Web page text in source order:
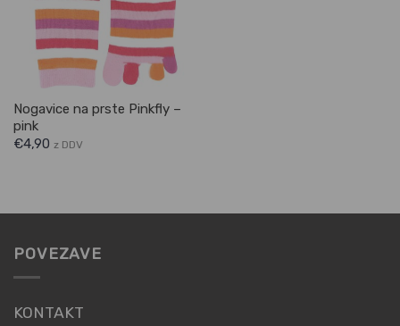
Nogavice na prste Pinkfly –
pink
€4,90 z DDV
POVEZAVE
KONTAKT